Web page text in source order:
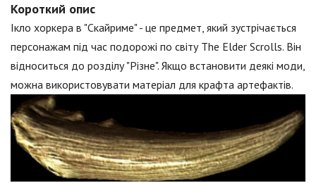
Короткий опис
Ікло хоркера в "Скайриме" - це предмет, який зустрічається
персонажам під час подорожі по світу The Elder Scrolls. Він
відноситься до розділу "Різне". Якщо встановити деякі моди,
можна використовувати матеріал для крафта артефактів.